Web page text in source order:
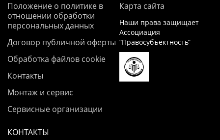
Положение о политике в
отношении обработки
персональных данных
Договор публичной оферты
Обработка файлов cookie
Контакты
Монтаж и сервис
Сервисные организации
Карта сайта
Наши права защищает
Ассоциация
“Правосубъектность”
КОНТАКТЫ